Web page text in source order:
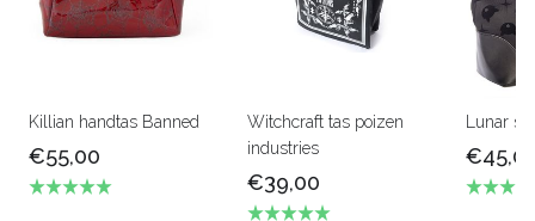
Killian handtas Banned
€55,00
Witchcraft tas poizen
industries
€39,00
Lunar